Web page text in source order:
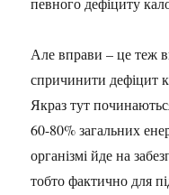
Але вправи – це теж
спричинити дефіцит
Якраз тут
60-80% загальних
організмі йде на
тобто фактично для